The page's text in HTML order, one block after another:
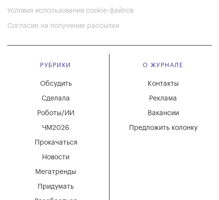
Условия использования cookie-файлов
Согласие на получение рассылки
РУБРИКИ
Мегатренды
Придумать
Новости
Обсудить
Сделала
Роботы/ИИ
ЧМ2026
Прокачаться
О ЖУРНАЛЕ
Вакансии
Реклама
Контакты
Предложить колонку